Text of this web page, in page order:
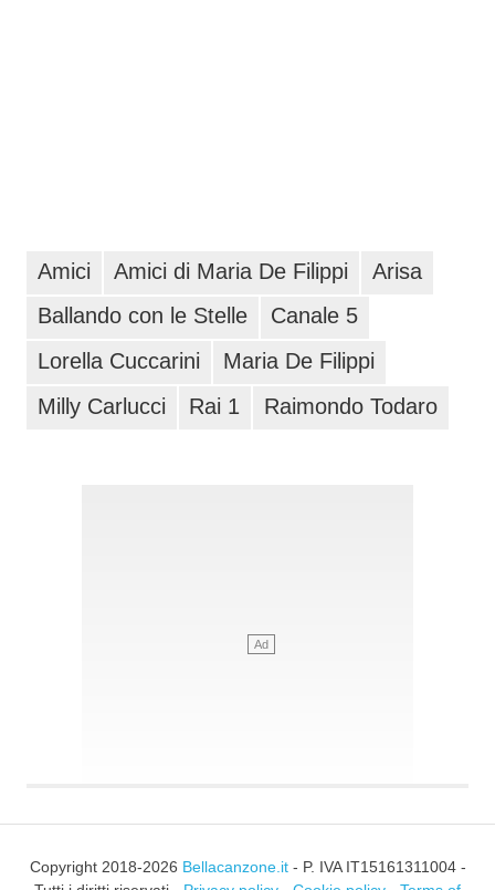
Amici Amici di Maria De Filippi
Arisa
Ballando con le Stelle
Canale 5
Lorella Cuccarini
Maria De Filippi
Milly Carlucci
Rai 1 Raimondo Todaro
Copyright 2018-2026 Bellacanzone.it- P. IVA IT15161311004 -